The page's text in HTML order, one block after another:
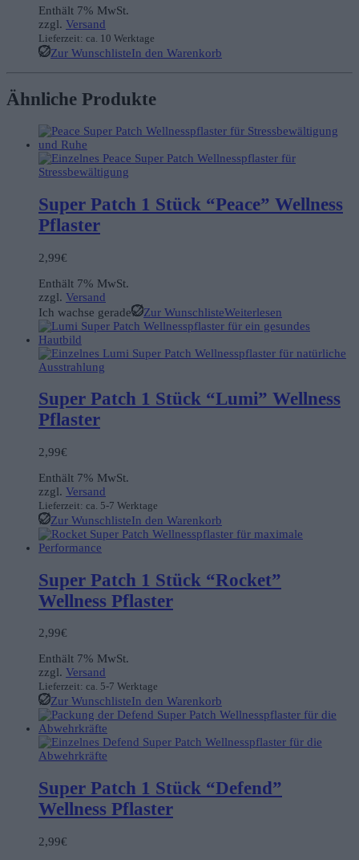
Enthält 7% MwSt.
zzgl. Versand
Lieferzeit: ca. 10 Werktage
Zur WunschlisteIn den Warenkorb
Ähnliche Produkte
Super Patch 1 Stück “Peace” Wellness
Pflaster
2,99€
Enthält 7% MwSt.
zzgl. Versand
Ich wachse gerade
Zur WunschlisteWeiterlesen
Super Patch 1 Stück “Lumi” Wellness
Pflaster
2,99€
Enthält 7% MwSt.
zzgl. Versand
Lieferzeit: ca. 5-7 Werktage
Zur WunschlisteIn den Warenkorb
Super Patch 1 Stück “Rocket”
Wellness Pflaster
2,99€
Enthält 7% MwSt.
zzgl. Versand
Lieferzeit: ca. 5-7 Werktage
Zur WunschlisteIn den Warenkorb
Super Patch 1 Stück “Defend”
Wellness Pflaster
2,99€